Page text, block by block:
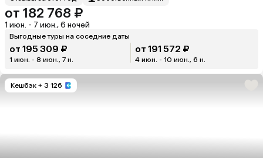
от 182 768 ₽
1 июн. - 7 июн., 6 ночей
Выгодные туры на соседние даты
от 195 309 ₽
1 июн. - 8 июн., 7 н.
от 191 572 ₽
4 июн. - 10 июн., 6 н.
Кешбэк + 3 126